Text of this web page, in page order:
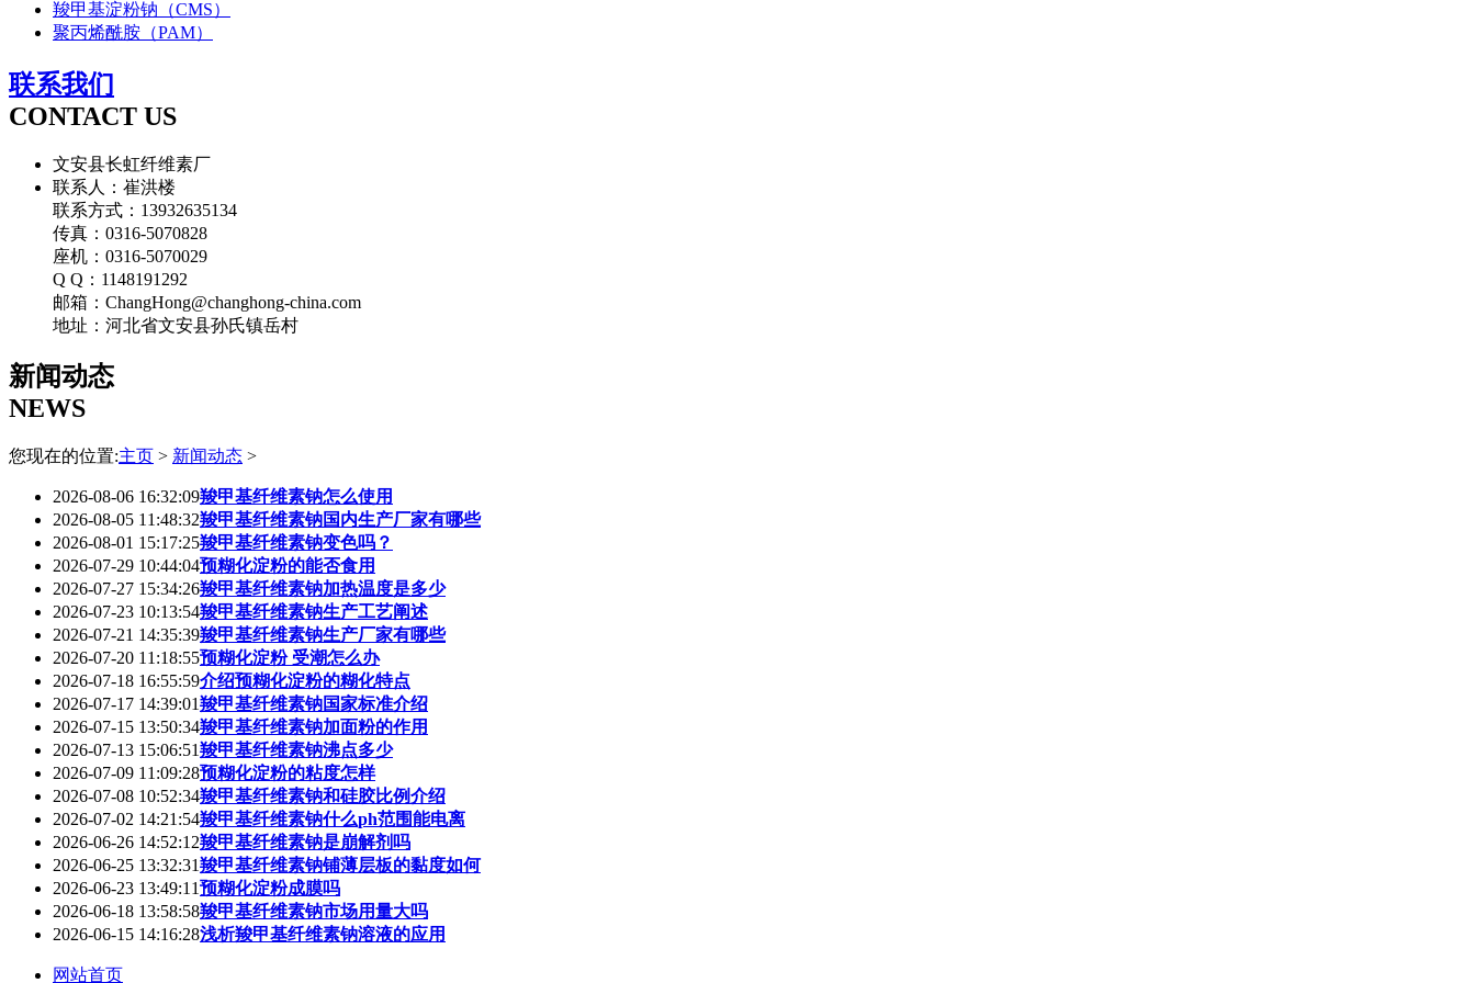
羧甲基淀粉钠（CMS）
聚丙烯酰胺（PAM）
联系我们
CONTACT US
文安县长虹纤维素厂
联系人：崔洪楼
联系方式：13932635134
传真：0316-5070828
座机：0316-5070029
Q Q：1148191292
邮箱：ChangHong@changhong-china.com
地址：河北省文安县孙氏镇岳村
新闻动态
NEWS
您现在的位置:主页 > 新闻动态 >
2026-08-06 16:32:09羧甲基纤维素钠怎么使用
2026-08-05 11:48:32羧甲基纤维素钠国内生产厂家有哪些
2026-08-01 15:17:25羧甲基纤维素钠变色吗？
2026-07-29 10:44:04预糊化淀粉的能否食用
2026-07-27 15:34:26羧甲基纤维素钠加热温度是多少
2026-07-23 10:13:54羧甲基纤维素钠生产工艺阐述
2026-07-21 14:35:39羧甲基纤维素钠生产厂家有哪些
2026-07-20 11:18:55预糊化淀粉 受潮怎么办
2026-07-18 16:55:59介绍预糊化淀粉的糊化特点
2026-07-17 14:39:01羧甲基纤维素钠国家标准介绍
2026-07-15 13:50:34羧甲基纤维素钠加面粉的作用
2026-07-13 15:06:51羧甲基纤维素钠沸点多少
2026-07-09 11:09:28预糊化淀粉的粘度怎样
2026-07-08 10:52:34羧甲基纤维素钠和硅胶比例介绍
2026-07-02 14:21:54羧甲基纤维素钠什么ph范围能电离
2026-06-26 14:52:12羧甲基纤维素钠是崩解剂吗
2026-06-25 13:32:31羧甲基纤维素钠铺薄层板的黏度如何
2026-06-23 13:49:11预糊化淀粉成膜吗
2026-06-18 13:58:58羧甲基纤维素钠市场用量大吗
2026-06-15 14:16:28浅析羧甲基纤维素钠溶液的应用
网站首页